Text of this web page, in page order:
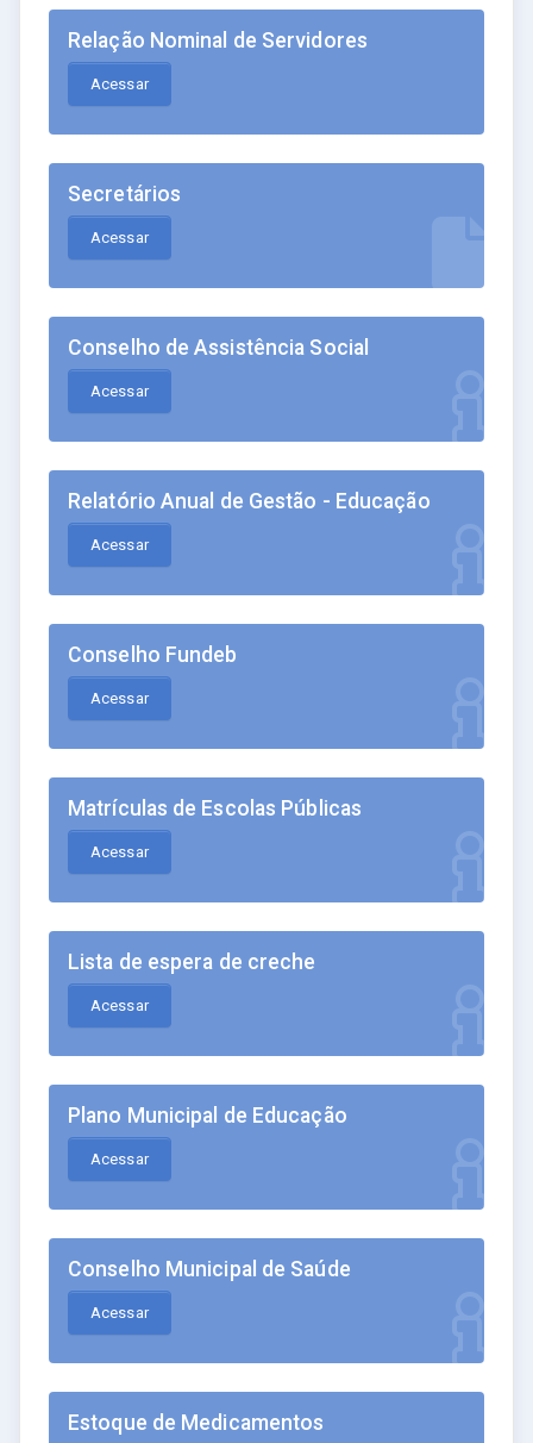
Relação Nominal de Servidores
Acessar
Secretários
Acessar
Conselho de Assistência Social
Acessar
Relatório Anual de Gestão - Educação
Acessar
Conselho Fundeb
Acessar
Matrículas de Escolas Públicas
Acessar
Lista de espera de creche
Acessar
Plano Municipal de Educação
Acessar
Conselho Municipal de Saúde
Acessar
Estoque de Medicamentos